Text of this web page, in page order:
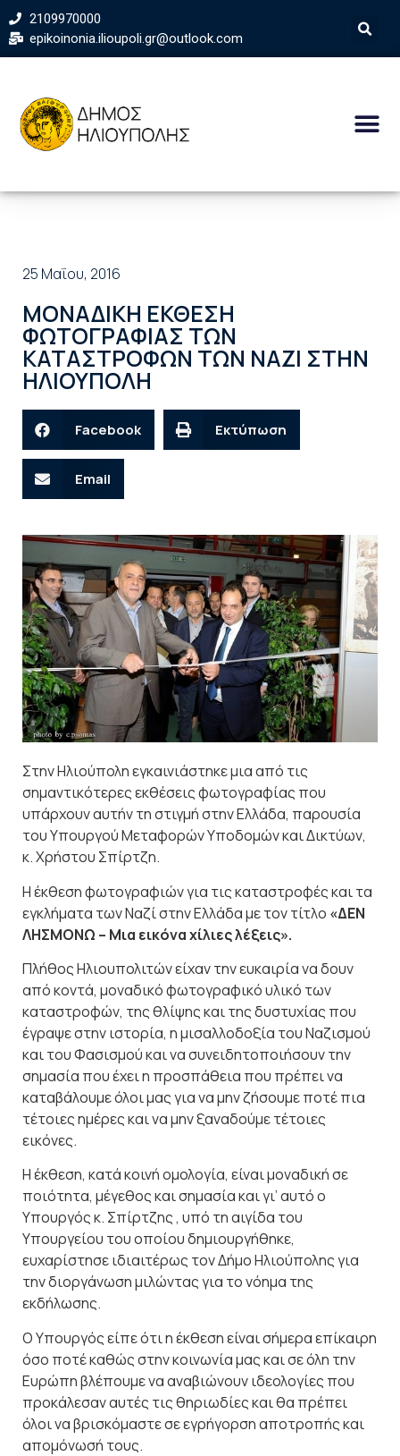
2109970000
epikoinonia.ilioupoli.gr@outlook.com
25 Μαΐου, 2016
ΜΟΝΑΔΙΚΗ ΕΚΘΕΣΗ
ΦΩΤΟΓΡΑΦΙΑΣ ΤΩΝ
ΚΑΤΑΣΤΡΟΦΩΝ ΤΩΝ ΝΑΖΙ ΣΤΗΝ
ΗΛΙΟΥΠΟΛΗ
Facebook Εκτύπωση
Email
Στην Ηλιούπολη εγκαινιάστηκε μια από τις
σημαντικότερες εκθέσεις φωτογραφίας που
υπάρχουν αυτήν τη στιγμή στην Ελλάδα, παρουσία
του Υπουργού Μεταφορών Υποδομών και Δικτύων,
κ. Χρήστου Σπίρτζη.
Η έκθεση φωτογραφιών για τις καταστροφές και τα
εγκλήματα των Ναζί στην Ελλάδα με τον τίτλο «ΔΕΝ
ΛΗΣΜΟΝΩ – Μια εικόνα χίλιες λέξεις».
Πλήθος Ηλιουπολιτών είχαν την ευκαιρία να δουν
από κοντά, μοναδικό φωτογραφικό υλικό των
καταστροφών, της θλίψης και της δυστυχίας που
έγραψε στην ιστορία, η μισαλλοδοξία του Ναζισμού
και του Φασισμού και να συνειδητοποιήσουν την
σημασία που έχει η προσπάθεια που πρέπει να
καταβάλουμε όλοι μας για να μην ζήσουμε ποτέ πια
τέτοιες ημέρες και να μην ξαναδούμε τέτοιες
εικόνες.
Η έκθεση, κατά κοινή ομολογία, είναι μοναδική σε
ποιότητα, μέγεθος και σημασία και γι’ αυτό ο
Υπουργός κ. Σπίρτζης , υπό τη αιγίδα του
Υπουργείου του οποίου δημιουργήθηκε,
ευχαρίστησε ιδιαιτέρως τον Δήμο Ηλιούπολης για
την διοργάνωση μιλώντας για το νόημα της
εκδήλωσης.
Ο Υπουργός είπε ότι η έκθεση είναι σήμερα επίκαιρη
όσο ποτέ καθώς στην κοινωνία μας και σε όλη την
Ευρώπη βλέπουμε να αναβιώνουν ιδεολογίες που
προκάλεσαν αυτές τις θηριωδίες και θα πρέπει
όλοι να βρισκόμαστε σε εγρήγορση αποτροπής και
απομόνωσή τους.